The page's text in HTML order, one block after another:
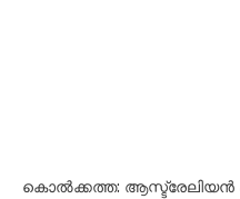
കൊൽക്കത്ത: